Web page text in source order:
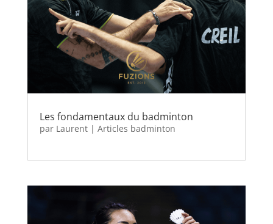
Les fondamentaux du badminton
par Laurent| Articles badminton